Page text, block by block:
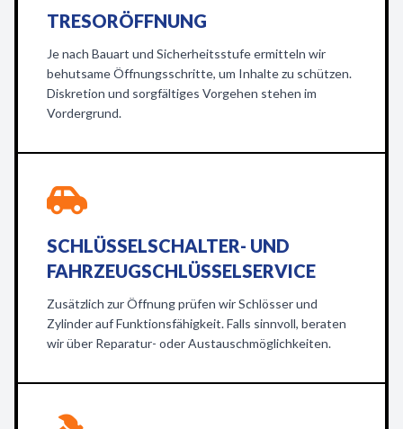
TRESORÖFFNUNG
Je nach Bauart und Sicherheitsstufe ermitteln wir
behutsame Öffnungsschritte, um Inhalte zu schützen.
Diskretion und sorgfältiges Vorgehen stehen im
Vordergrund.
SCHLÜSSELSCHALTER- UND
FAHRZEUGSCHLÜSSELSERVICE
Zusätzlich zur Öffnung prüfen wir Schlösser und
Zylinder auf Funktionsfähigkeit. Falls sinnvoll, beraten
wir über Reparatur- oder Austauschmöglichkeiten.